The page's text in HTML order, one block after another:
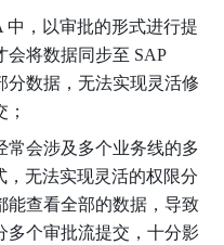
中，以审批的形式进行提
会将数据同步至 SAP
分数据，无法实现灵活修
常会涉及多个业务线的多
，无法实现灵活的权限分
能查看全部的数据，导致
多个审批流提交，十分影